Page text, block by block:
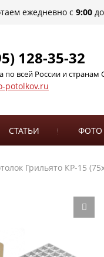
ежедневно с 9:00 до
128-35-32
по всей России и странам
potolkov.ru
СТАТЬИ ФОТО
Грильято КР-15